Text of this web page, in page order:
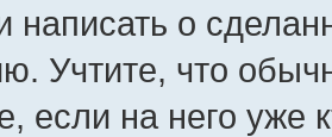
написать о
Учтите, что
если на него уже